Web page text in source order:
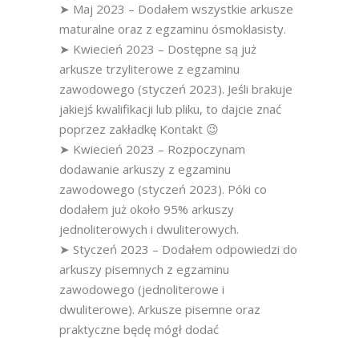
➤ Maj 2023 – Dodałem wszystkie arkusze
maturalne oraz z egzaminu ósmoklasisty.
➤ Kwiecień 2023 – Dostępne są już
arkusze trzyliterowe z egzaminu
zawodowego (styczeń 2023). Jeśli brakuje
jakiejś kwalifikacji lub pliku, to dajcie znać
poprzez zakładkę Kontakt 😉
➤ Kwiecień 2023 – Rozpoczynam
dodawanie arkuszy z egzaminu
zawodowego (styczeń 2023). Póki co
dodałem już około 95% arkuszy
jednoliterowych i dwuliterowych.
➤ Styczeń 2023 – Dodałem odpowiedzi do
arkuszy pisemnych z egzaminu
zawodowego (jednoliterowe i
dwuliterowe). Arkusze pisemne oraz
praktyczne będę mógł dodać